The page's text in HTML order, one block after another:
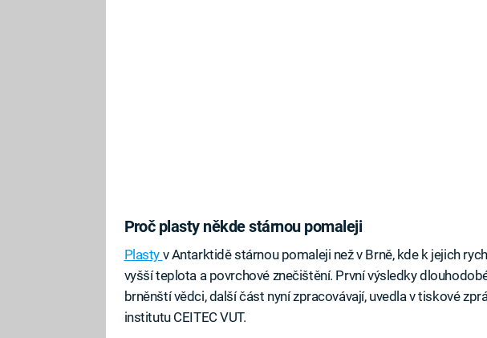
Proč plasty někde stárnou pomaleji
Plasty v Antarktidě stárnou pomaleji než v Brně, kde k jejich
vyšší teplota a povrchové znečištění. První výsledky
brněnští vědci, další část nyní zpracovávají, uvedla v tiskové
institutu CEITEC VUT.